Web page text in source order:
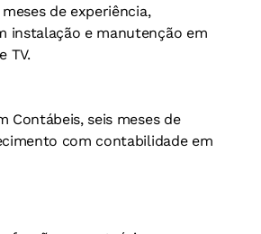
de experiência,
instalação e manutenção em
TV.
Contábeis, seis meses de
com contabilidade em